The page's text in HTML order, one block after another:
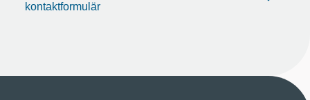
kontaktformulär